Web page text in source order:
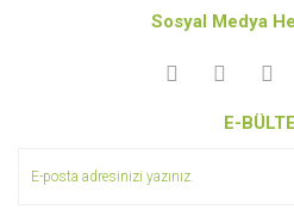
kullanarak tarafımıza iletebilirsiniz.
Görüş ve önerileriniz için teşekkür
Ürün açıklamasında eksik bilgiler
Sosyal Medya
E-